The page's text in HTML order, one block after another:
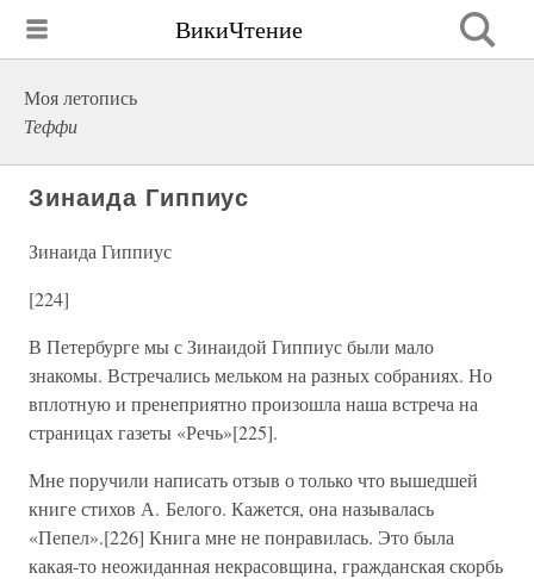
ВикиЧтение
Моя летопись
Теффи
Зинаида Гиппиус
Зинаида Гиппиус
[224]
В Петербурге мы с Зинаидой Гиппиус были мало
знакомы. Встречались мельком на разных собраниях. Но
вплотную и пренеприятно произошла наша встреча на
страницах газеты «Речь»[225].
Мне поручили написать отзыв о только что вышедшей
книге стихов А. Белого. Кажется, она называлась
«Пепел».[226] Книга мне не понравилась. Это была
какая-то неожиданная некрасовщина, гражданская скорбь